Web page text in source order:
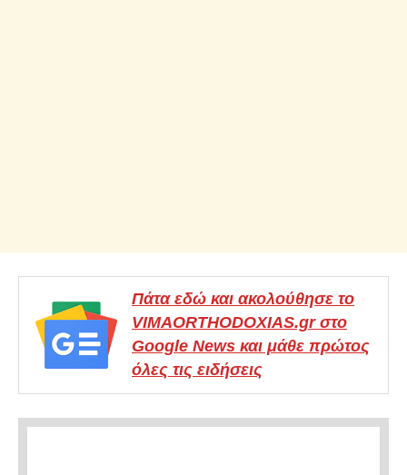
Πάτα εδώ και ακολούθησε το
VIMAORTHODOXIAS.gr στο
Google News και μάθε πρώτος
όλες τις ειδήσεις